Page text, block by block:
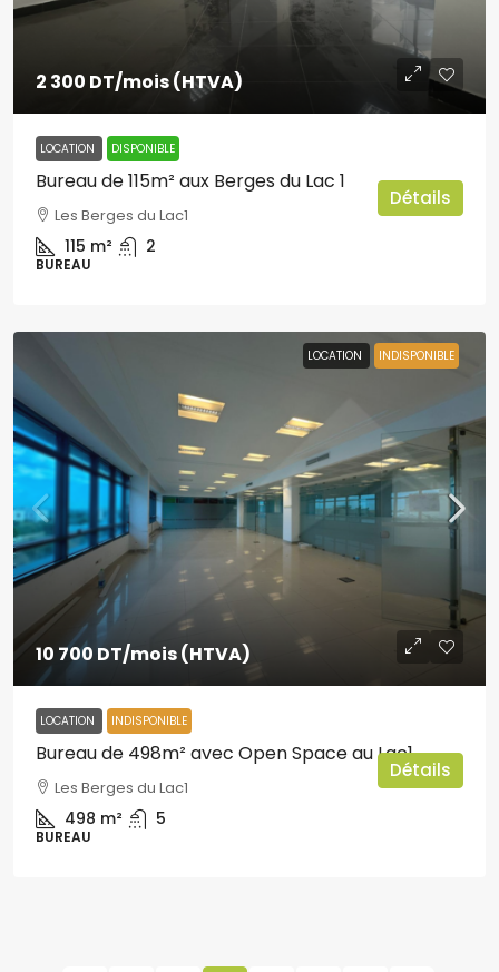
2 300 DT/mois (HTVA)
LOCATION DISPONIBLE
Bureau de 115m² aux Berges du Lac 1
Les Berges du Lac1
115 m² 2
BUREAU
Détails
LOCATION INDISPONIBLE
10 700 DT/mois (HTVA)
LOCATION INDISPONIBLE
Bureau de 498m² avec Open Space au Lac1
Les Berges du Lac1
498 m² 5
BUREAU
Détails